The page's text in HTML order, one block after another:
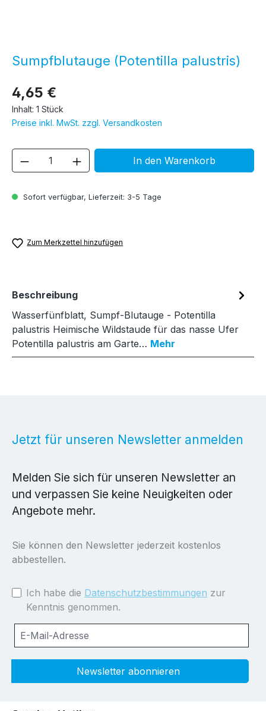
Sumpfblutauge (Potentilla palustris)
4,65 €
Inhalt: 1 Stück
Preise inkl. MwSt. zzgl. Versandkosten
Sofort verfügbar, Lieferzeit: 3-5 Tage
Produkt Anzahl: Gib denIn den Warenkorb
Zum Merkzettel hinzufügen
Beschreibung
Wasserfünfblatt, Sumpf-Blutauge - Potentilla
palustris Heimische Wildstaude für das nasse Ufer
Potentilla palustris am Garte… Mehr
Jetzt für unseren Newsletter anmelden
Melden Sie sich für unseren Newsletter an
und verpassen Sie keine Neuigkeiten oder
Angebote mehr.
Sie können den Newsletter jederzeit kostenlos
abbestellen.
Ich habe die Datenschutzbestimmungen zur
Kenntnis genommen.
Newsletter abonnieren